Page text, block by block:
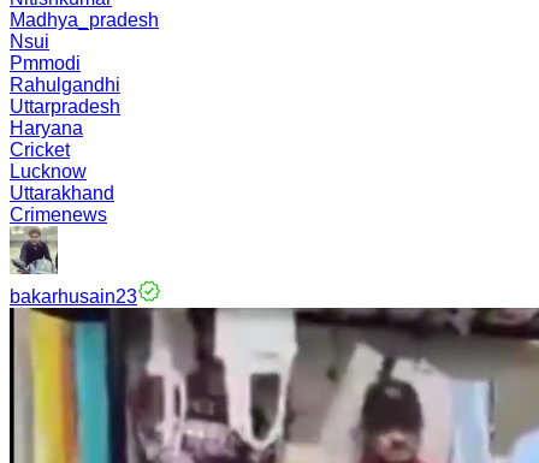
Madhya_pradesh
Nsui
Pmmodi
Rahulgandhi
Uttarpradesh
Haryana
Cricket
Lucknow
Uttarakhand
Crimenews
bakarhusain23